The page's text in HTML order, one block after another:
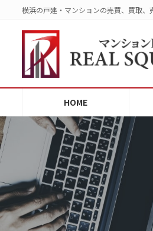
ス
ッ
プ
ン
移
動
横浜の戸建・マンションの売買、買取、
HOME